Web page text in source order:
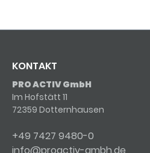
KONTAKT
PRO ACTIV GmbH
Im Hofstätt 11
72359 Dotternhausen
+49 7427 9480-0
info@proactiv-gmbh.de